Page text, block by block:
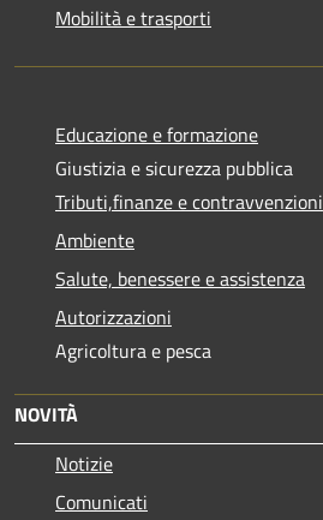
Mobilità e trasporti
Educazione e formazione
Giustizia e sicurezza pubblica
Tributi,finanze e contravvenzioni
Ambiente
Salute, benessere e assistenza
Autorizzazioni
Agricoltura e pesca
NOVITÀ
Notizie
Comunicati